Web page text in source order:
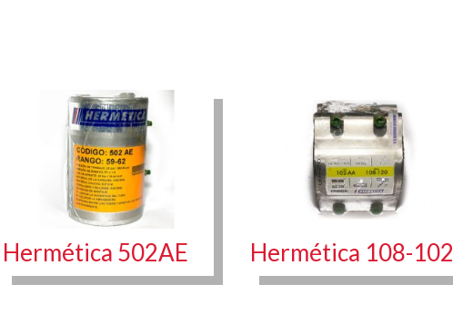
Hermética 502AE Hermética 108-102